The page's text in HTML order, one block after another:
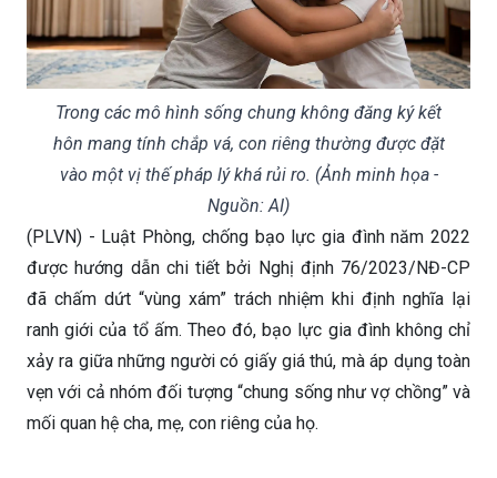
Trong các mô hình sống chung không đăng ký kết
hôn mang tính chắp vá, con riêng thường được đặt
vào một vị thế pháp lý khá rủi ro. (Ảnh minh họa -
Nguồn: AI)
(PLVN) - Luật Phòng, chống bạo lực gia đình năm 2022
được hướng dẫn chi tiết bởi Nghị định 76/2023/NĐ-CP
đã chấm dứt “vùng xám” trách nhiệm khi định nghĩa lại
ranh giới của tổ ấm. Theo đó, bạo lực gia đình không chỉ
xảy ra giữa những người có giấy giá thú, mà áp dụng toàn
vẹn với cả nhóm đối tượng “chung sống như vợ chồng” và
mối quan hệ cha, mẹ, con riêng của họ.